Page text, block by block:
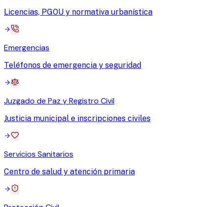
Licencias, PGOU y normativa urbanística
Emergencias
Teléfonos de emergencia y seguridad
Juzgado de Paz y Registro Civil
Justicia municipal e inscripciones civiles
Servicios Sanitarios
Centro de salud y atención primaria